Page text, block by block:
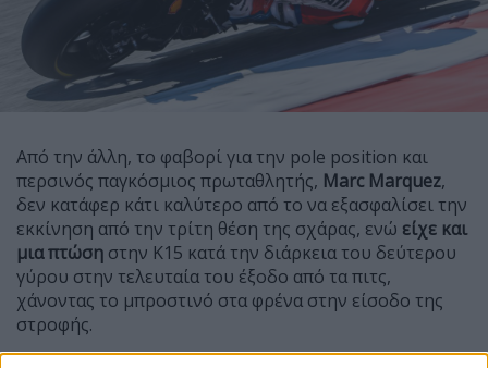
Από την άλλη, το φαβορί για την pole position και
περσινός παγκόσμιος πρωταθλητής, Marc Marquez,
δεν κατάφερ κάτι καλύτερο από το να εξασφαλίσει την
εκκίνηση από την τρίτη θέση της σχάρας, ενώ είχε και
μια πτώση στην Κ15 κατά την διάρκεια του δεύτερου
γύρου στην τελευταία του έξοδο από τα πιτς,
χάνοντας το μπροστινό στα φρένα στην είσοδο της
στροφής.